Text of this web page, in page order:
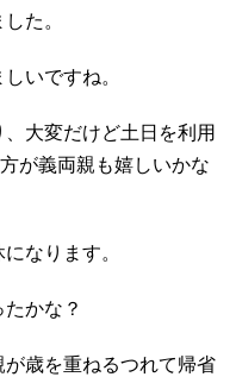
た。
いですね。
大変だけど土日を利用
が義両親も嬉しいかな
なります。
かな？
歳を重ねるつれて帰省